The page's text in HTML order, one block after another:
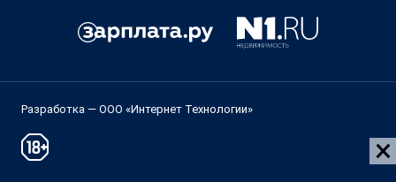
Разработка — ООО «Интернет Технологии»